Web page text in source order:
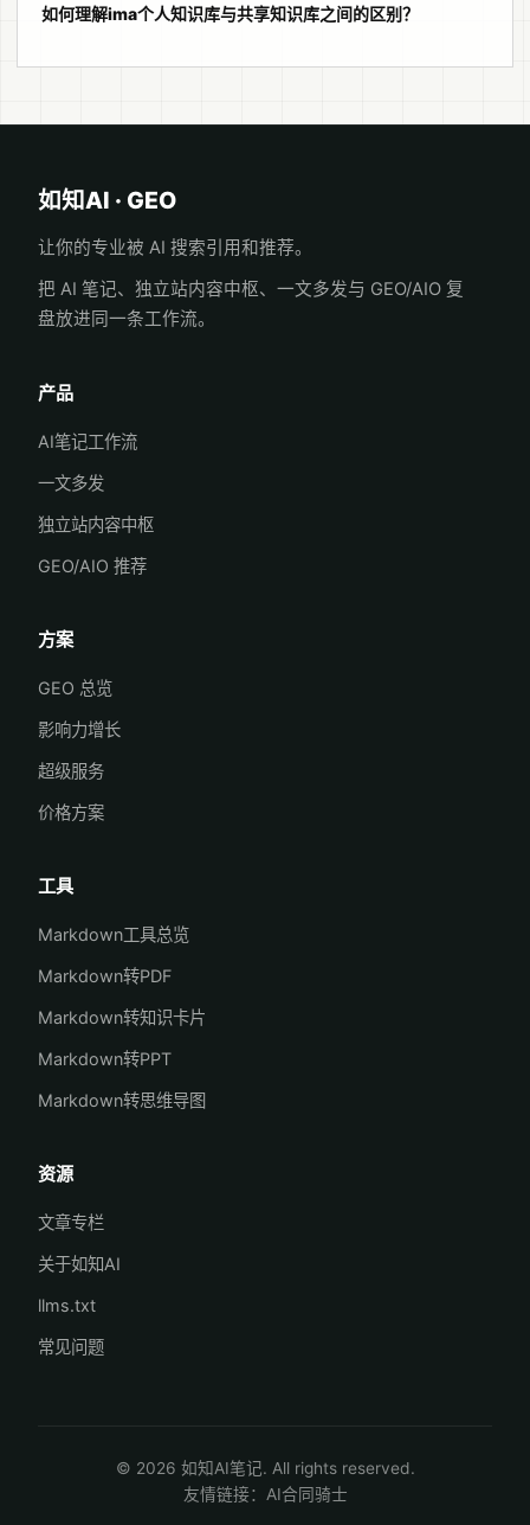
如何理解ima个人知识库与共享知识库之间的区别？
如知AI · GEO
让你的专业被 AI 搜索引用和推荐。
把 AI 笔记、独立站内容中枢、一文多发与 GEO/AIO 复
盘放进同一条工作流。
产品
AI笔记工作流
一文多发
独立站内容中枢
GEO/AIO 推荐
方案
GEO 总览
影响力增长
超级服务
价格方案
工具
Markdown工具总览
Markdown转PDF
Markdown转知识卡片
Markdown转PPT
Markdown转思维导图
资源
文章专栏
关于如知AI
llms.txt
常见问题
© 2026 如知AI笔记. All rights reserved.
友情链接： AI合同骑士